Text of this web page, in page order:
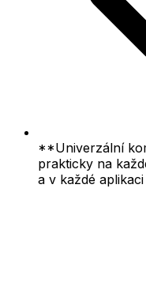
**Univerzální
prakticky na
a v každé